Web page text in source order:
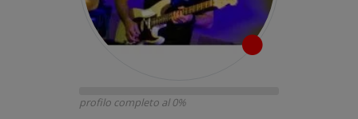
profilo completo al 0%